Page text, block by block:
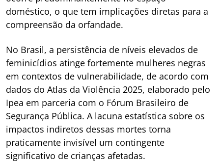
doméstico, o que tem implicações diretas para a
compreensão da orfandade.
No Brasil, a persistência de níveis elevados de
feminicídios atinge fortemente mulheres negras
em contextos de vulnerabilidade, de acordo com
dados do Atlas da Violência 2025, elaborado pelo
Ipea em parceria com o Fórum Brasileiro de
Segurança Pública. A lacuna estatística sobre os
impactos indiretos dessas mortes torna
praticamente invisível um contingente
significativo de crianças afetadas.